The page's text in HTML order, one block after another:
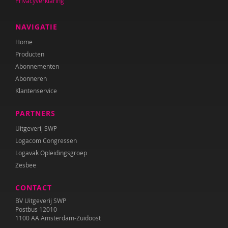
Rebecca Beck
Anke van Beckhoven
Celeste Bekkering
Maria Hetty van den Berg
Nicolette van den Berg
Tonny van den Berg
Willeke van den Berg-Meijerhoven
NAVIGATIE
Home
Producten
Abonnementen
Abonneren
Klantenservice
PARTNERS
Uitgeverij SWP
Logacom Congressen
Logavak Opleidingsgroep
Zesbee
CONTACT
BV Uitgeverij SWP
Postbus 12010
1100 AA Amsterdam-Zuidoost